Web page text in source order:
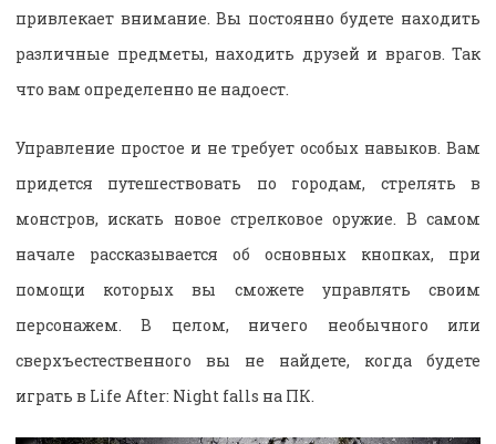
привлекает внимание. Вы постоянно будете находить
различные предметы, находить друзей и врагов. Так
что вам определенно не надоест.
Управление простое и не требует особых навыков. Вам
придется путешествовать по городам, стрелять в
монстров, искать новое стрелковое оружие. В самом
начале рассказывается об основных кнопках, при
помощи которых вы сможете управлять своим
персонажем. В целом, ничего необычного или
сверхъестественного вы не найдете, когда будете
играть в Life After: Night falls на ПК.